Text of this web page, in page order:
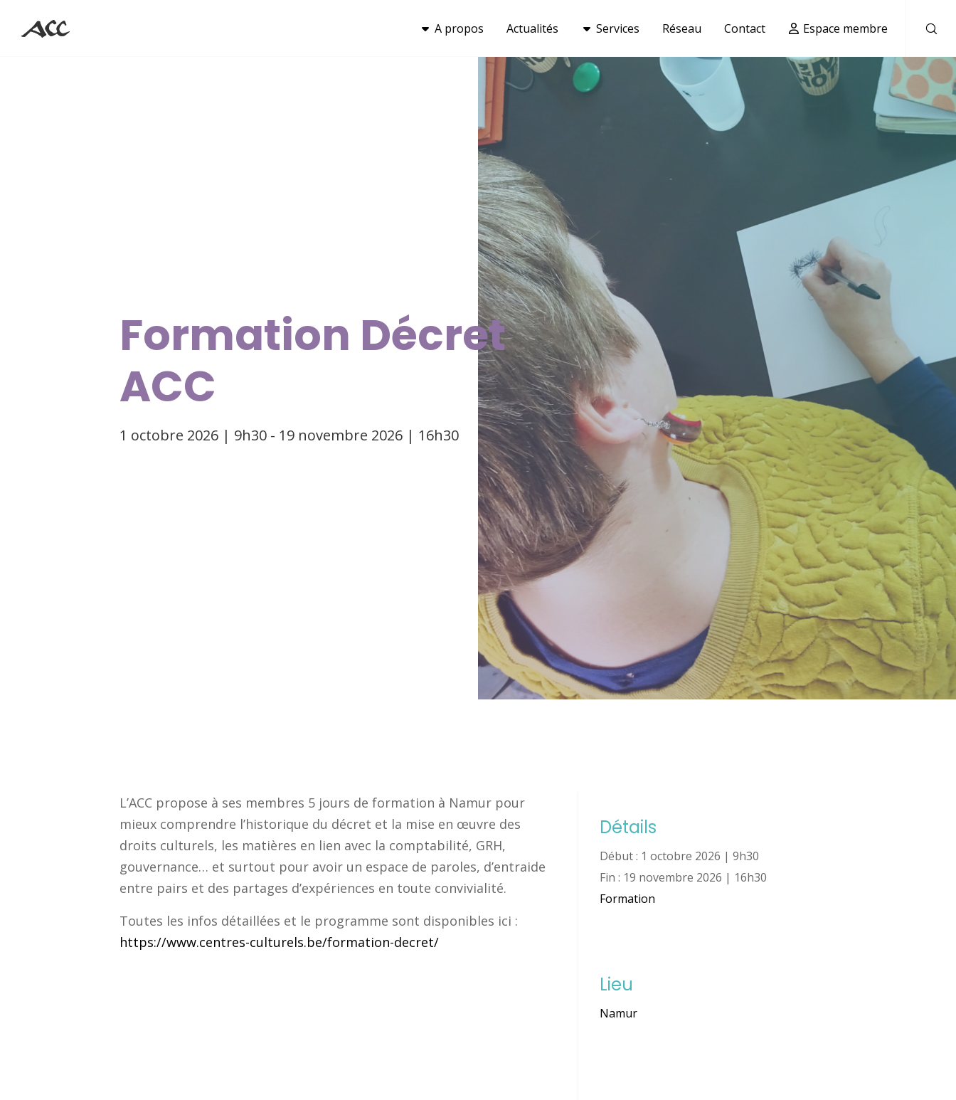
A propos Actualités Services Réseau Contact Espace membre
Formation Décret
ACC
1 octobre 2026 | 9h30 - 19 novembre 2026 | 16h30
L’ACC propose à ses membres 5 jours de formation à Namur pour
mieux comprendre l’historique du décret et la mise en œuvre des
droits culturels, les matières en lien avec la comptabilité, GRH,
gouvernance… et surtout pour avoir un espace de paroles, d’entraide
entre pairs et des partages d’expériences en toute convivialité.
Toutes les infos détaillées et le programme sont disponibles ici :
https://www.centres-culturels.be/formation-decret/
Détails
Début : 1 octobre 2026 | 9h30
Fin : 19 novembre 2026 | 16h30
Formation
Lieu
Namur